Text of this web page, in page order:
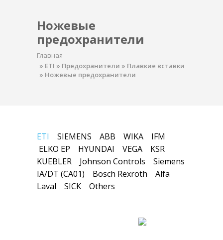
Ножевые
предохранители
Главная
» ETI » Предохранители » Плавкие вставки
» Ножевые предохранители
ETI SIEMENS ABB WIKA
IFM
ELKO EP
HYUNDAI VEGA
KSR
KUEBLER
Johnson Controls
Siemens
IA/DT (CA01)
Bosch Rexroth
Alfa
Laval
SICK Others